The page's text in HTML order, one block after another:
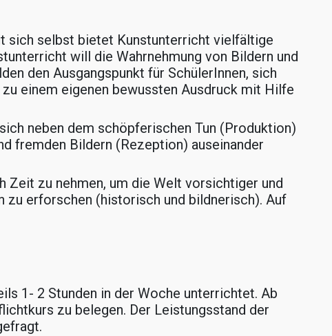
sich selbst bietet Kunstunterricht vielfältige
will die Wahrnehmung von Bildern und
den Ausgangspunkt für SchülerInnen, sich
einem eigenen bewussten Ausdruck mit Hilfe
neben dem schöpferischen Tun (Produktion)
fremden Bildern (Rezeption) auseinander
Zeit zu nehmen, um die Welt vorsichtiger und
zu erforschen (historisch und bildnerisch). Auf
1- 2 Stunden in der Woche unterrichtet. Ab
zu belegen. Der Leistungsstand der